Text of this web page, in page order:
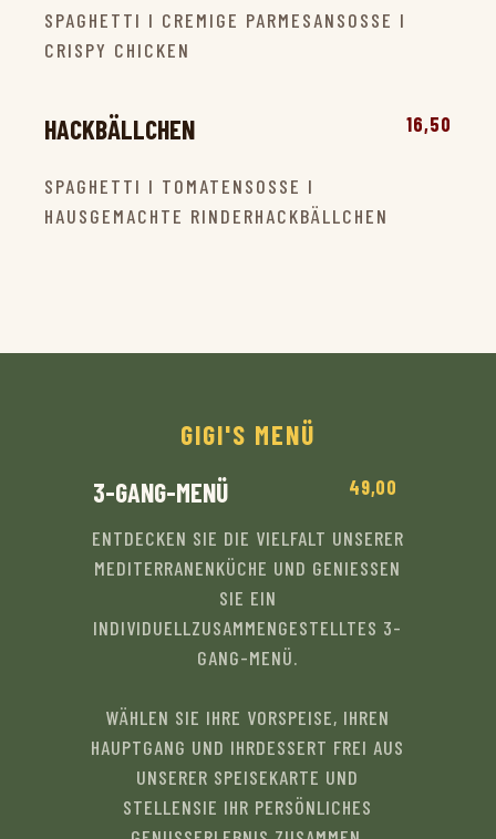
SPAGHETTI I CREMIGE PARMESANSOSSE I
CRISPY CHICKEN
HACKBÄLLCHEN 16,50
SPAGHETTI I TOMATENSOSSE I
HAUSGEMACHTE RINDERHACKBÄLLCHEN
GIGI'S MENÜ
3-GANG-MENÜ
49,00
ENTDECKEN SIE DIE VIELFALT UNSERER
MEDITERRANENKÜCHE UND GENIESSEN
SIE EIN
INDIVIDUELLZUSAMMENGESTELLTES 3-
GANG-MENÜ.
WÄHLEN SIE IHRE VORSPEISE, IHREN
HAUPTGANG UND IHRDESSERT FREI AUS
UNSERER SPEISEKARTE UND
STELLENSIE IHR PERSÖNLICHES